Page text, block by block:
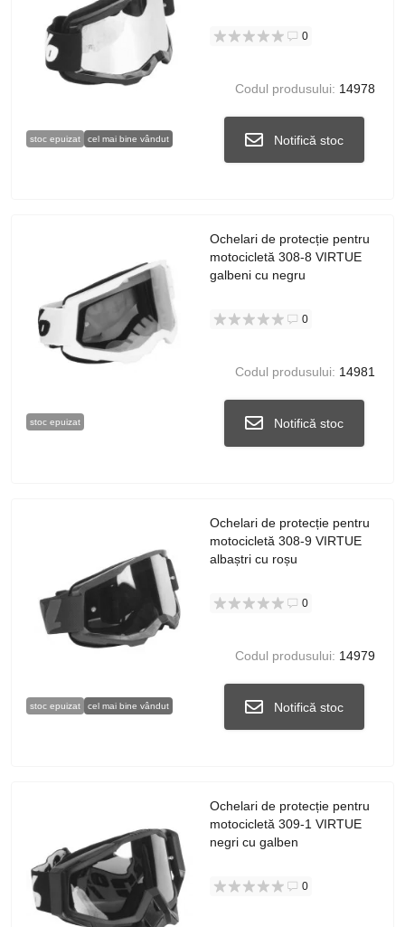
stoc epuizat cel mai bine vândut
0
Codul produsului: 14978
Notifică stoc
stoc epuizat
Ochelari de protecție pentru
motocicletă 308-8 VIRTUE
galbeni cu negru
0
Codul produsului: 14981
Notifică stoc
stoc epuizat cel mai bine vândut
Ochelari de protecție pentru
motocicletă 308-9 VIRTUE
albaștri cu roșu
0
Codul produsului: 14979
Notifică stoc
Ochelari de protecție pentru
motocicletă 309-1 VIRTUE
negri cu galben
0